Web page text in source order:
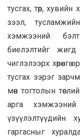
тусгах, төр,
зээл, тусламжийн
хэмжээний
биелэлтийг
чиглэлээрх
тусгах зэрэг
мөн тогтолын
арга
үзүүлэлтүүдийн
гаргасныг